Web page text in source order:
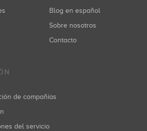
Blog en español
Sobre nosotros
Contacto
de compañías
del servicio